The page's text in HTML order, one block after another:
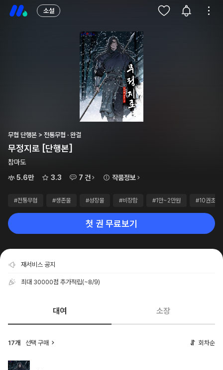
소설
무협 단행본 > 전통무협 · 완결
무정지로 [단행본]
참마도
5.6만
3.3 7 건 작품정보
#전통무협 #생존물 #성장물 #비장함 #1만~2만원 #10권초과
첫 권 무료보기
재서비스 공지
최대 30000점 추가적립(~8/9)
대여 소장
17개 선택 구매 회차순